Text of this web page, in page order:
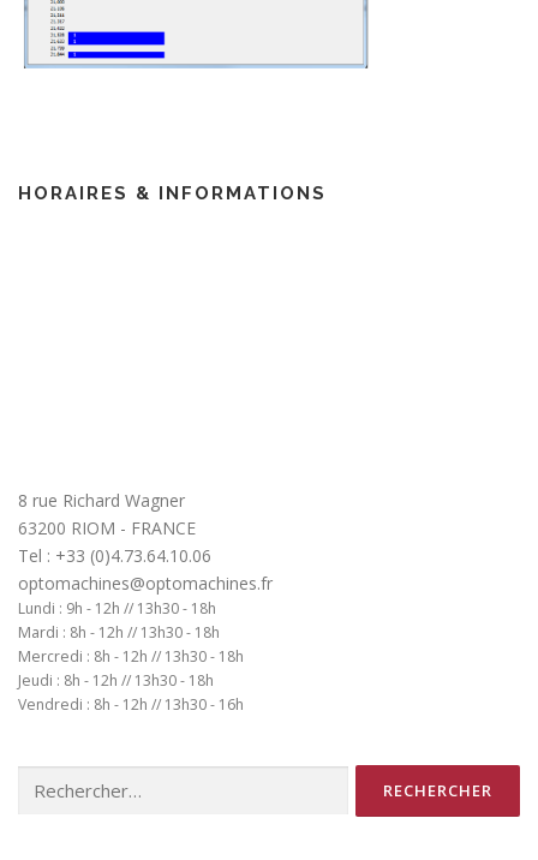
HORAIRES & INFORMATIONS
8 rue Richard Wagner
63200 RIOM - FRANCE
Tel : +33 (0)4.73.64.10.06
optomachines@optomachines.fr
Lundi : 9h - 12h // 13h30 - 18h
Mardi : 8h - 12h // 13h30 - 18h
Mercredi : 8h - 12h // 13h30 - 18h
Jeudi : 8h - 12h // 13h30 - 18h
Vendredi : 8h - 12h // 13h30 - 16h